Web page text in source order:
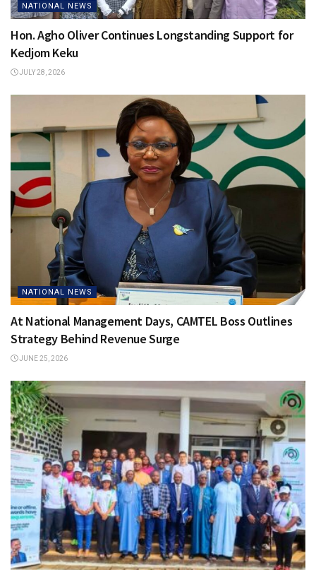
NATIONAL NEWS
Hon. Agho Oliver Continues Longstanding Support for
Kedjom Keku
JULY 28, 2026
NATIONAL NEWS
At National Management Days, CAMTEL Boss Outlines
Strategy Behind Revenue Surge
JUNE 25, 2026